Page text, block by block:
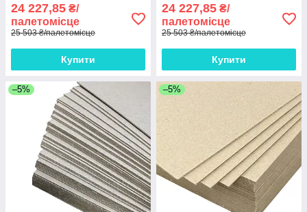
24 227,85 ₴/
палетомісце
25 503 ₴/палетомісце
Купити
24 227,85 ₴/
палетомісце
25 503 ₴/палетомісце
Купити
–5% –5%